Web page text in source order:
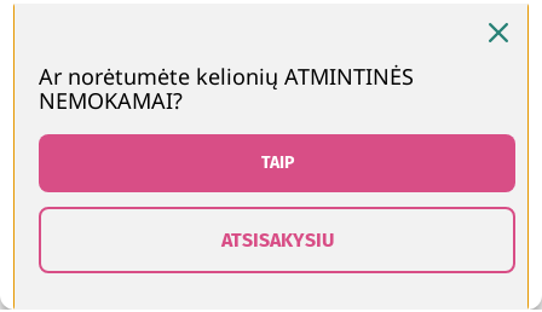
Neigti
Peržiūrėti nuostatas
KELIONĖS LIETUVOJE
Rudens nuotykiai šeimai: 3 edukacijos,
kurias verta išbandyti su šeima ar
Ar norėtumėte kelionių ATMINTINĖS
NEMOKAMAI?
TAIP
ATSISAKYSIU